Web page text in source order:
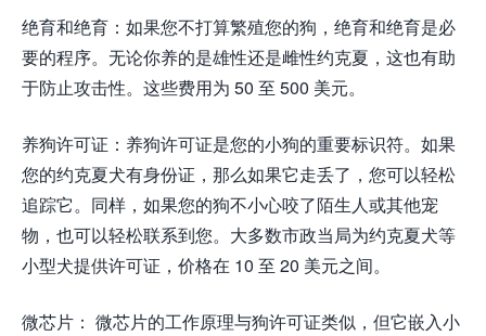
绝育和绝育：如果您不打算繁殖您的狗，绝育和绝育是必
要的程序。无论你养的是雄性还是雌性约克夏，这也有助
于防止攻击性。这些费用为 50 至 500 美元。
养狗许可证：养狗许可证是您的小狗的重要标识符。如果
您的约克夏犬有身份证，那么如果它走丢了，您可以轻松
追踪它。同样，如果您的狗不小心咬了陌生人或其他宠
物，也可以轻松联系到您。大多数市政当局为约克夏犬等
小型犬提供许可证，价格在 10 至 20 美元之间。
微芯片： 微芯片的工作原理与狗许可证类似，但它嵌入小